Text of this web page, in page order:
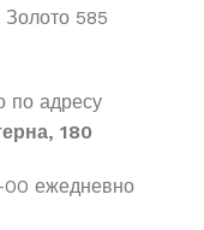
Золото 585
по адресу
180
00 ежедневно